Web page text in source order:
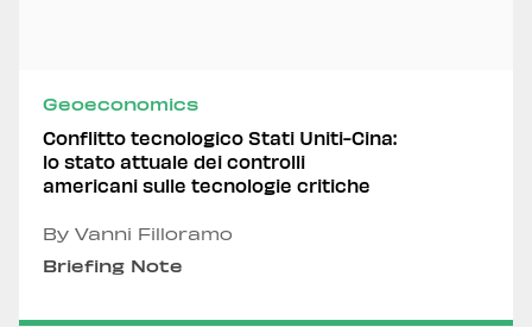
Geoeconomics
Conflitto tecnologico Stati Uniti-Cina:
lo stato attuale dei controlli
americani sulle tecnologie critiche
By Vanni Filloramo
Briefing Note